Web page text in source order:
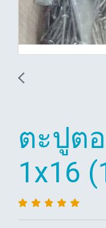
ตะปูต
1x16